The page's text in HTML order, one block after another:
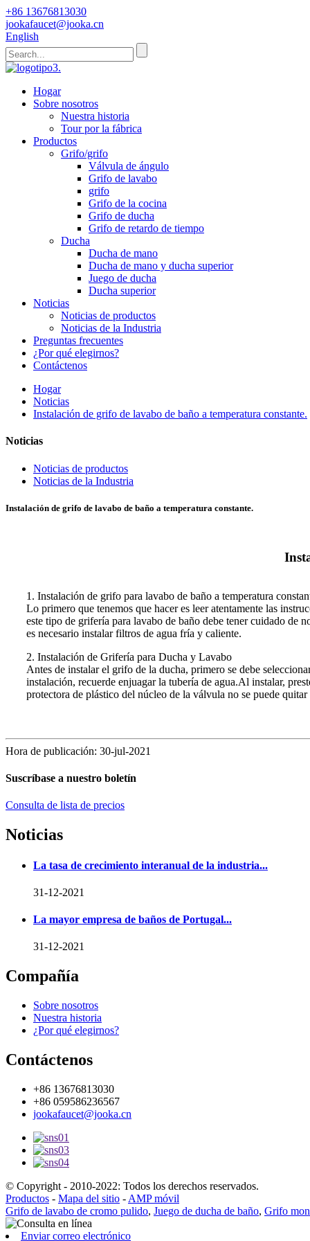
+86 13676813030
jookafaucet@jooka.cn
English
Hogar
Sobre nosotros
Nuestra historia
Tour por la fábrica
Productos
Grifo/grifo
Válvula de ángulo
Grifo de lavabo
grifo
Grifo de la cocina
Grifo de ducha
Grifo de retardo de tiempo
Ducha
Ducha de mano
Ducha de mano y ducha superior
Juego de ducha
Ducha superior
Noticias
Noticias de productos
Noticias de la Industria
Preguntas frecuentes
¿Por qué elegirnos?
Contáctenos
Hogar
Noticias
Instalación de grifo de lavabo de baño a temperatura constante.
Noticias
Noticias de productos
Noticias de la Industria
Instalación de grifo de lavabo de baño a temperatura constante.
1. Instalación de grifo para lavabo de baño a temperatura
Lo primero que tenemos que hacer es leer atentamente las
este tipo de grifería para lavabo de baño debe tener cuidado de
es necesario instalar filtros de agua fría y caliente.
2. Instalación de Grifería para Ducha y Lavabo
Antes de instalar el grifo de la ducha, primero se debe
instalación, recuerde enjuagar la tubería de agua.Al instalar,
protectora de plástico del núcleo de la válvula no se puede
Hora de publicación: 30-jul-2021
Suscríbase a nuestro boletín
Consulta de lista de precios
Noticias
La tasa de crecimiento interanual de la industria...
31-12-2021
La mayor empresa de baños de Portugal...
31-12-2021
Compañía
Sobre nosotros
Nuestra historia
¿Por qué elegirnos?
Contáctenos
+86 13676813030
+86 059586236567
jookafaucet@jooka.cn
© Copyright - 2010-2022: Todos los derechos reservados.
Productos - Mapa del sitio - AMP móvil
Grifo de lavabo de cromo pulido, Juego de ducha de baño, Grifo
Enviar correo electrónico